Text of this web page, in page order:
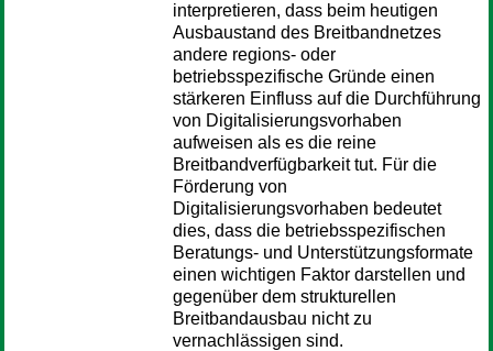
interpretieren, dass beim heutigen
Ausbaustand des Breitbandnetzes
andere regions- oder
betriebsspezifische Gründe einen
stärkeren Einfluss auf die Durchführung
von Digitalisierungsvorhaben
aufweisen als es die reine
Breitbandverfügbarkeit tut. Für die
Förderung von
Digitalisierungsvorhaben bedeutet
dies, dass die betriebsspezifischen
Beratungs- und Unterstützungsformate
einen wichtigen Faktor darstellen und
gegenüber dem strukturellen
Breitbandausbau nicht zu
vernachlässigen sind.